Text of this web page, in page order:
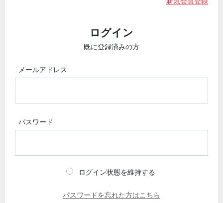
ログイン
既に登録済みの方
メールアドレス
パスワード
ログイン状態を維持する
パスワードを忘れた方はこちら